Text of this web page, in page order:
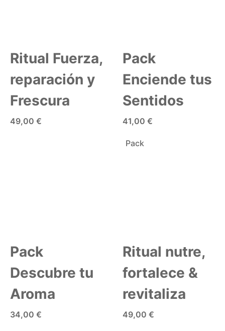
Ritual Fuerza,
reparación y
Frescura
49,00 €
Pack
Enciende tus
Sentidos
41,00 €
AÑADIR A LA CESTA
Pack
Descubre tu
Aroma
34,00 €
Pack
Ritual nutre,
fortalece &
revitaliza
49,00 €